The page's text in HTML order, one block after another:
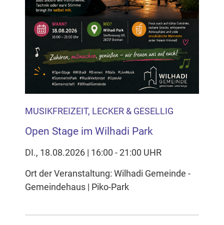
MUSIKFREIZEIT, LECKER & GESELLIG
Open Stage im Wilhadi Park
DI., 18.08.2026 | 16:00 - 21:00 UHR
Ort der Veranstaltung: Wilhadi Gemeinde -
Gemeindehaus | Piko-Park